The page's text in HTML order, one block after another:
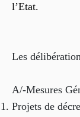
l’Etat.
Les
A/-Mesures
Projets de